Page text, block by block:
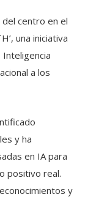
centro en el
una iniciativa
Inteligencia
a los
y ha
en IA para
positivo real.
y